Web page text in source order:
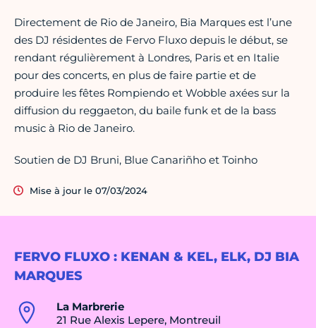
FERVO FLUXO : KENAN & KEL, ELK, DJ BIA
MARQUES
La Marbrerie
21 Rue Alexis Lepere, Montreuil
Directement de Rio de Janeiro, Bia Marques est l’une
des DJ résidentes de Fervo Fluxo depuis le début, se
rendant régulièrement à Londres, Paris et en Italie
pour des concerts, en plus de faire partie et de
produire les fêtes Rompiendo et Wobble axées sur la
diffusion du reggaeton, du baile funk et de la bass
music à Rio de Janeiro.
Soutien de DJ Bruni, Blue Canariñho et Toinho
Mise à jour le 07/03/2024